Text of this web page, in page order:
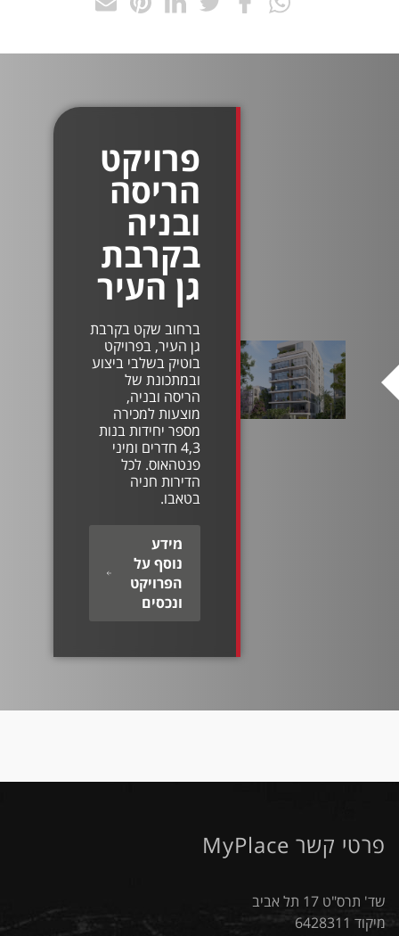
פרויקט
הריסה
ובניה
בקרבת
גן העיר
ברחוב שקט בקרבת
גן העיר, בפרויקט
בוטיק בשלבי ביצוע
ובמתכונת של
הריסה ובניה,
מוצעות למכירה
מספר יחידות בנות
4,3 חדרים ומיני
פנטהאוס. לכל
הדירות חניה
בטאבו.
מידע
נוסף על
הפרויקט
ונכסים
פרטי קשר MyPlace
שד' תרס"ט 17 תל אביב
מיקוד 6428311